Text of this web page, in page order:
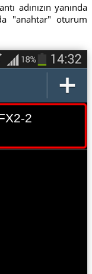
adınızın yanında
"anahtar" oturum
2